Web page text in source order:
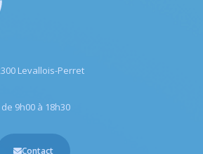
Levallois-Perret
de 9h00 à 18h30
Contact